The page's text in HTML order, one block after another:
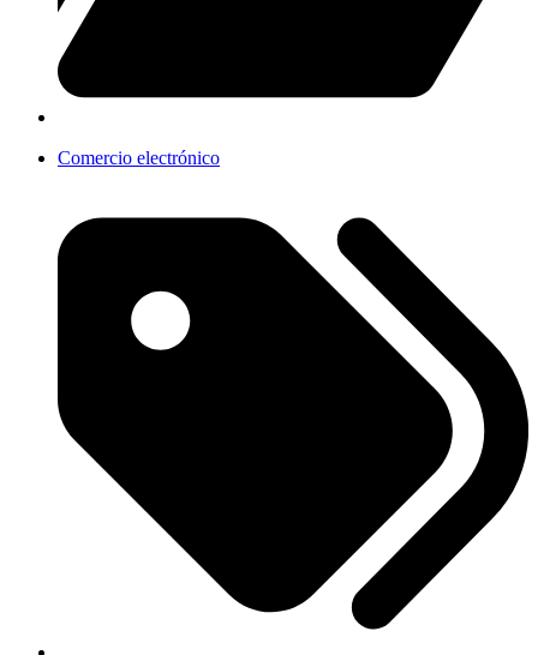
Comercio electrónico